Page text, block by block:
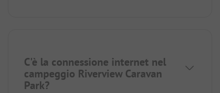
C'è la connessione internet nel
campeggio Riverview Caravan
Park?